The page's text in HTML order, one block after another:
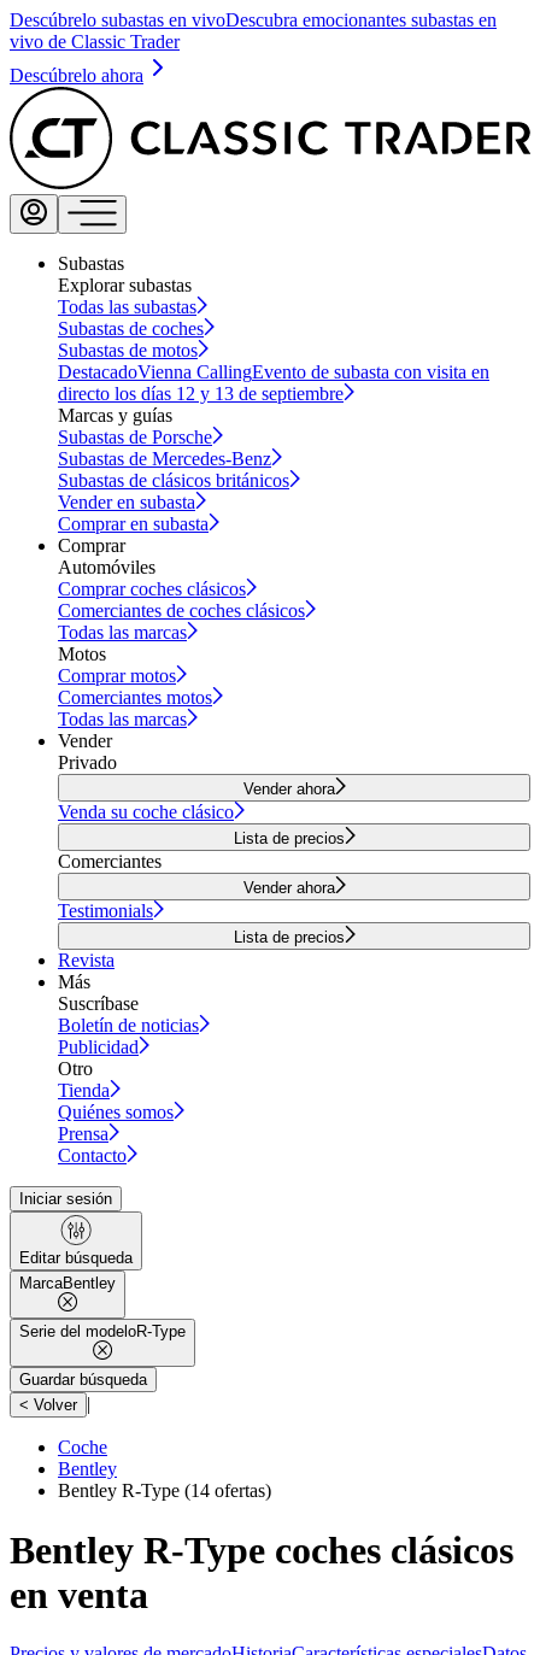
Descúbrelo subastas en vivoDescubra emocionantes subastas en
vivo de Classic Trader
Descúbrelo ahora
Subastas
Explorar subastas
Todas las subastas
Subastas de coches
Subastas de motos
DestacadoVienna CallingEvento de subasta con visita en
directo los días 12 y 13 de septiembre
Marcas y guías
Subastas de Porsche
Subastas de Mercedes-Benz
Subastas de clásicos británicos
Vender en subasta
Comprar en subasta
Comprar
Automóviles
Comprar coches clásicos
Comerciantes de coches clásicos
Todas las marcas
Motos
Comprar motos
Comerciantes motos
Todas las marcas
Vender
Privado
Vender ahora
Venda su coche clásico
Lista de precios
Comerciantes
Vender ahora
Testimonials
Lista de precios
Revista
Más
Suscríbase
Boletín de noticias
Publicidad
Otro
Tienda
Quiénes somos
Prensa
Contacto
Iniciar sesión
Editar búsqueda
MarcaBentley
Serie del modeloR-Type
Guardar búsqueda
< Volver |
Coche
Bentley
Bentley R-Type (14 ofertas)
Bentley R-Type coches clásicos
en venta